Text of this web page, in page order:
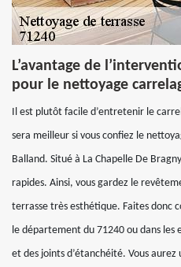
L’avantage de
pour le nettoyage
Il est plutôt facile d’entretenir le
sera meilleur si vous confiez le
Balland. Situé à La Chapelle De
rapides. Ainsi, vous gardez le
terrasse très esthétique. Faites donc
le département du 71240 ou dans les
et des joints d’étanchéité. Vous